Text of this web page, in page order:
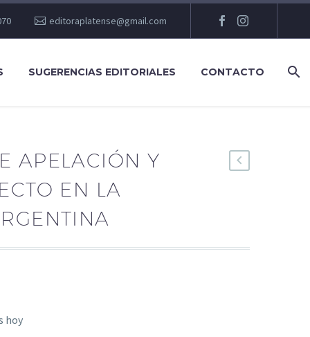
editoraplatense@gmail.com
SUGERENCIAS EDITORIALES CONTACTO
APELACIÓN Y
EN LA
hoy